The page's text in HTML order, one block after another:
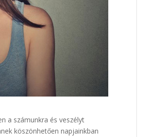
a számunkra és veszélyt
köszönhetően napjainkban